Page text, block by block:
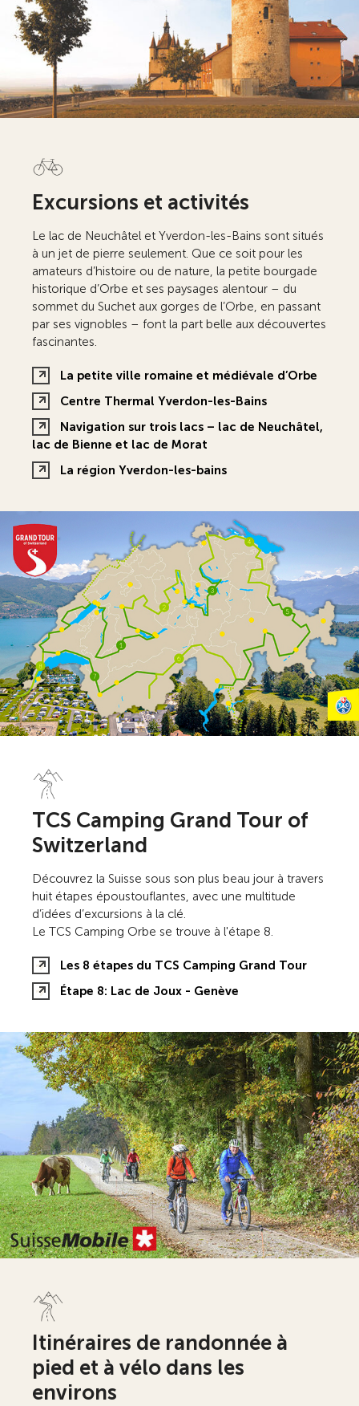
Excursions et activités
Le lac de Neuchâtel et Yverdon-les-Bains sont situés
à un jet de pierre seulement. Que ce soit pour les
amateurs d’histoire ou de nature, la petite bourgade
historique d’Orbe et ses paysages alentour – du
sommet du Suchet aux gorges de l’Orbe, en passant
par ses vignobles – font la part belle aux découvertes
fascinantes.
La petite ville romaine et médiévale d’Orbe
Centre Thermal Yverdon-les-Bains
Navigation sur trois lacs – lac de Neuchâtel,
lac de Bienne et lac de Morat
La région Yverdon-les-bains
TCS Camping Grand Tour of
Switzerland
Découvrez la Suisse sous son plus beau jour à travers
huit étapes époustouflantes, avec une multitude
d’idées d’excursions à la clé.
Le TCS Camping Orbe se trouve à l'étape 8.
Les 8 étapes du TCS Camping Grand Tour
Étape 8: Lac de Joux - Genève
Itinéraires de randonnée à
pied et à vélo dans les
environs